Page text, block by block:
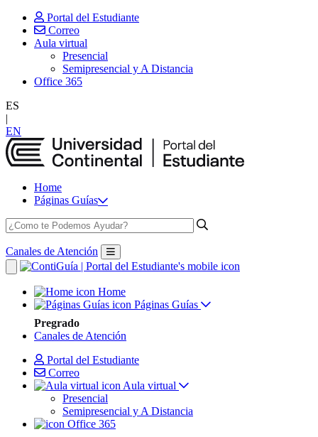
Portal del Estudiante
Correo
Aula virtual
Presencial
Semipresencial y A Distancia
Office 365
ES
|
EN
Home
Páginas Guías
Canales de Atención
Home
Páginas Guías
Pregrado
Canales de Atención
Portal del Estudiante
Correo
Aula virtual
Presencial
Semipresencial y A Distancia
Office 365